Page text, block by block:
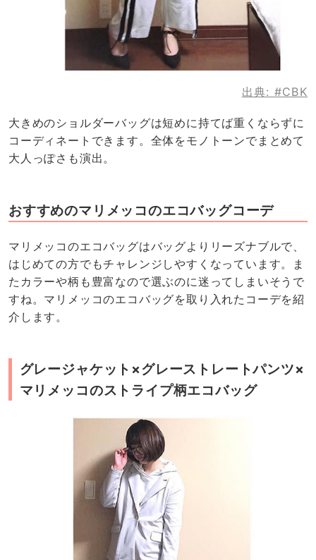
出典: #CBK
大きめのショルダーバッグは短めに持てば重くならずに
コーディネートできます。全体をモノトーンでまとめて
大人っぽさも演出。
おすすめのマリメッコのエコバッグコーデ
マリメッコのエコバッグはバッグよりリーズナブルで、
はじめての方でもチャレンジしやすくなっています。ま
たカラーや柄も豊富なので選ぶのに迷ってしまいそうで
すね。マリメッコのエコバッグを取り入れたコーデを紹
介します。
グレージャケット×グレーストレートパンツ×
マリメッコのストライプ柄エコバッグ